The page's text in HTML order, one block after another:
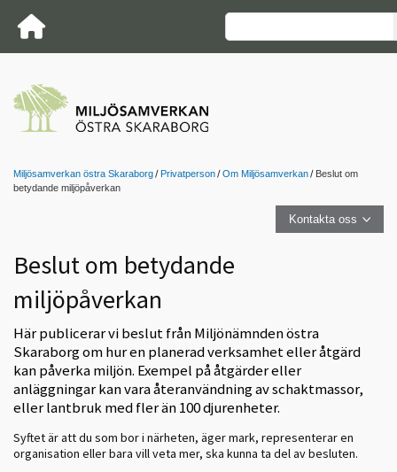
Miljösamverkan östra Skaraborg Privatperson Om Miljösamverkan
Beslut om
betydande miljöpåverkan
Kontakta oss
Beslut om betydande
miljöpåverkan
Här publicerar vi beslut från Miljönämnden östra
Skaraborg om hur en planerad verksamhet eller åtgärd
kan påverka miljön. Exempel på åtgärder eller
anläggningar kan vara återanvändning av schaktmassor,
eller lantbruk med fler än 100 djurenheter.
Syftet är att du som bor i närheten, äger mark, representerar en
organisation eller bara vill veta mer, ska kunna ta del av besluten.